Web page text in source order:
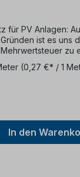
für PV Anlagen:
ist es uns
zu
bietet keine
450/750
(0,27 €* / 1
In den